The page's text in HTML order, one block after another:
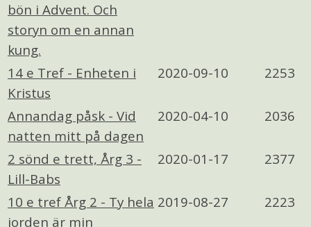
bön i Advent. Och
storyn om en annan
kung.
14 e Tref - Enheten i
Kristus
2020-09-10 2253
Annandag påsk - Vid
natten mitt på dagen
2020-04-10 2036
2 sönd e trett, Årg 3 -
Lill-Babs
2020-01-17 2377
10 e tref Årg 2 - Ty hela
jorden är min
2019-08-27 2223